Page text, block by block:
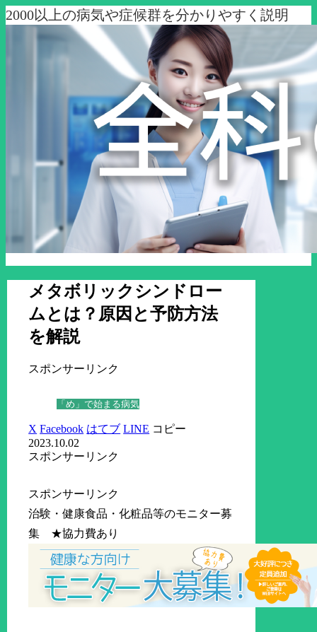
2000以上の病気や症候群を分かりやすく説明
メタボリックシンドロー
ムとは？原因と予防方法
を解説
スポンサーリンク
「め」で始まる病気
X Facebook はてブ LINE コピー
2023.10.02
スポンサーリンク
スポンサーリンク
治験・健康食品・化粧品等のモニター募
集 ★協力費あり